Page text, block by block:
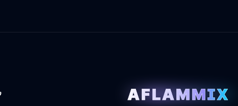
AFLAMMIX